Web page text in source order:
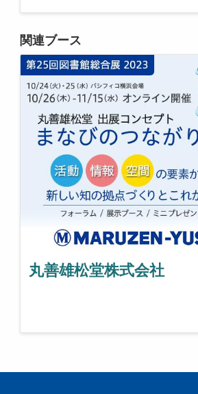
関連ブース
丸善雄松堂株式会社